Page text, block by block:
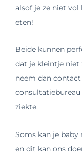
alsof je ze niet
eten!
Beide kunnen
dat je kleintje niet
neem dan
ziekte.
Soms kan je
en dit kan ons